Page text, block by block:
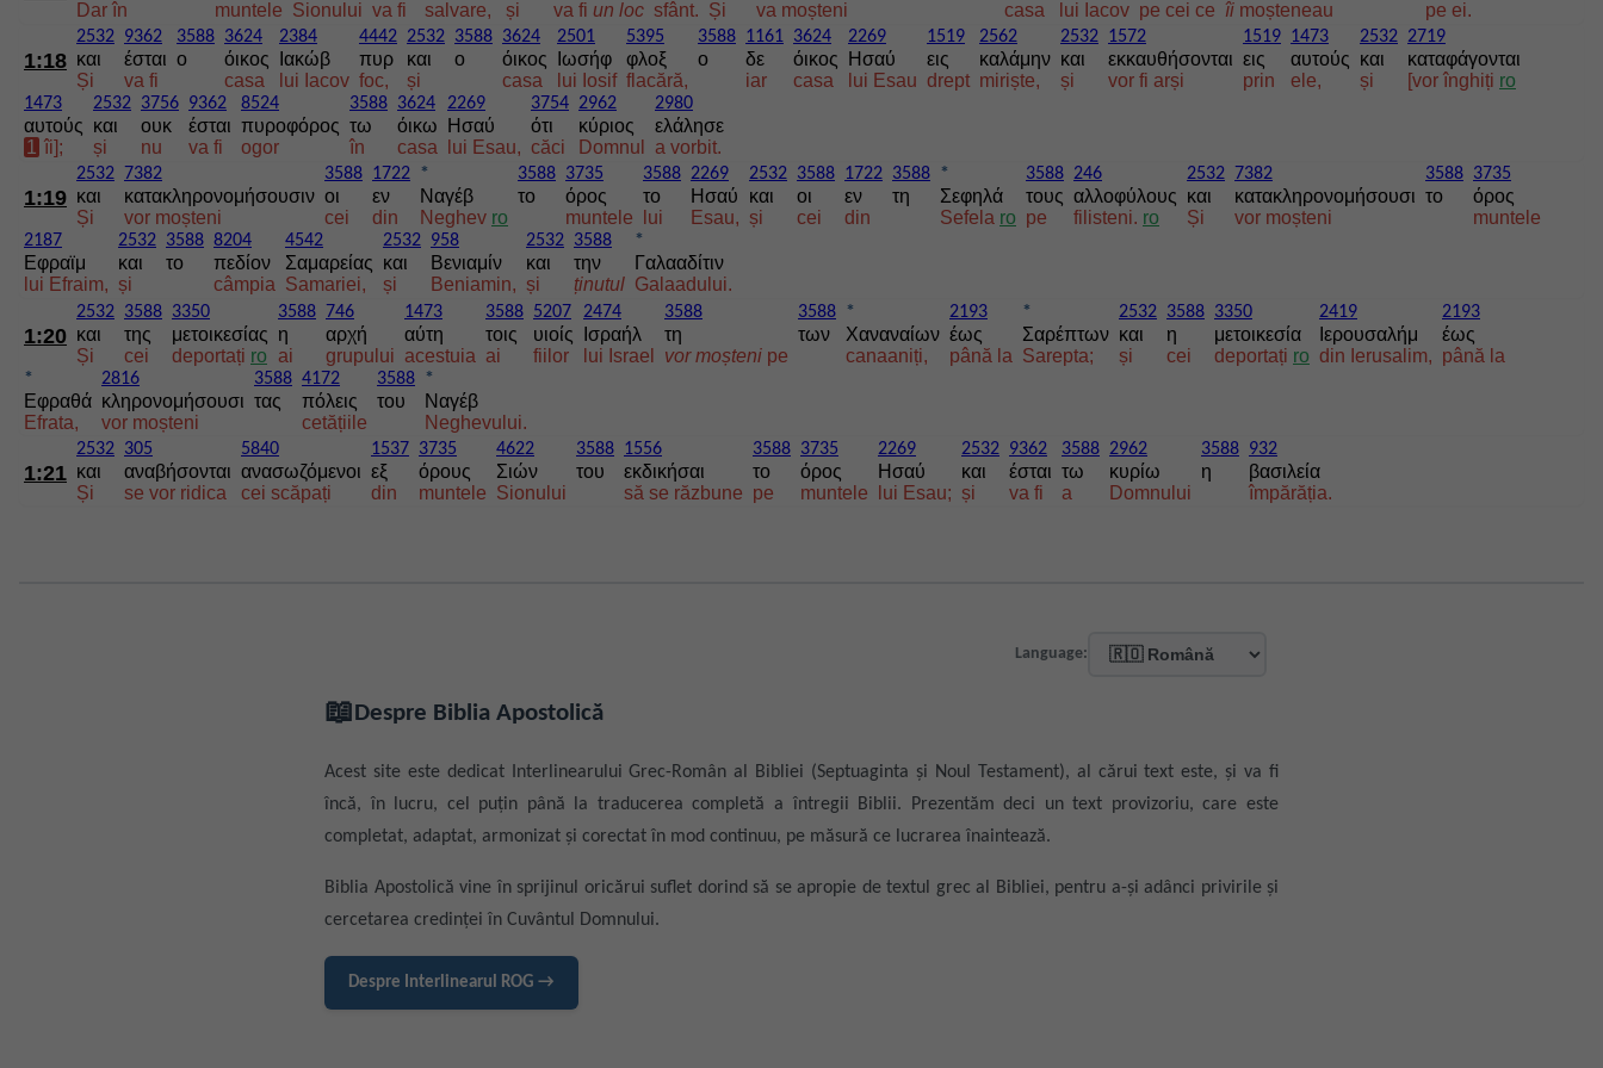
Dar în
muntele Sionului va fi
salvare,
și
va fi un loc sfânt. Și
va moșteni
casa
lui Iacov pe cei ce îi moșteneau
pe ei.
1:18
2532
και
Și
9362
έσται
va fi
3588
ο
3624
όικος
casa
2384
Ιακώβ
lui Iacov
4442
πυρ
foc,
2532
και
și
3588
ο
3624
όικος
casa
2501
Ιωσήφ
lui Iosif
5395
φλοξ
flacără,
3588
ο
1161
δε
iar
3624
όικος
casa
2269
Ησαύ
lui Esau
1519
εις
drept
2562
καλάμην
miriște,
2532
και
și
1572
εκκαυθήσονται
vor fi arși
1519
εις
prin
1473
αυτούς
ele,
2532
και
și
2719
καταφάγονται
[vor înghiți ro
1473
αυτούς
1
îi];
2532
και
și
3756
ουκ
nu
9362
έσται
va fi
8524
πυροφόρος
ogor
3588
τω
în
3624
όικω
casa
2269
Ησαύ
lui Esau,
3754
ότι
căci
2962
κύριος
Domnul
2980
ελάλησε
a vorbit.
1:19
2532
και
Și
7382
κατακληρονομήσουσιν
vor moșteni
3588
οι
cei
1722
εν
din
*
Ναγέβ
Neghev ro
3588
το
3735
όρος
muntele
3588
το
lui
2269
Ησαύ
Esau,
2532
και
și
3588
οι
cei
1722
εν
din
3588
τη
*
Σεφηλά
Sefela ro
3588
τους
pe
246
αλλοφύλους
filisteni. ro
2532
και
Și
7382
κατακληρονομήσουσι
vor moșteni
3588
το
3735
όρος
muntele
2187
Εφραϊμ
lui Efraim,
2532
και
și
3588
το
8204
πεδίον
câmpia
4542
Σαμαρείας
Samariei,
2532
και
și
958
Βενιαμίν
Beniamin,
2532
και
și
3588
την
ținutul
*
Γαλααδίτιν
Galaadului.
1:20
2532
και
Și
3588
της
cei
3350
μετοικεσίας
deportați ro
3588
η
ai
746
αρχή
grupului
1473
αύτη
acestuia
3588
τοις
ai
5207
υιοίς
fiilor
2474
Ισραήλ
lui Israel
3588
τη
vor moșteni pe
3588
των
*
Χαναναίων
canaaniți,
2193
έως
până la
*
Σαρέπτων
Sarepta;
2532
και
și
3588
η
cei
3350
μετοικεσία
deportați ro
2419
Ιερουσαλήμ
din Ierusalim,
2193
έως
până la
*
Εφραθά
Efrata,
2816
κληρονομήσουσι
vor moșteni
3588
τας
4172
πόλεις
cetățiile
3588
του
*
Ναγέβ
Neghevului.
1:21
2532
και
Și
305
αναβήσονται
se vor ridica
5840
ανασωζόμενοι
cei scăpați
1537
εξ
din
3735
όρους
muntele
4622
Σιών
Sionului
3588
του
1556
εκδικήσαι
să se răzbune
3588
το
pe
3735
όρος
muntele
2269
Ησαύ
lui Esau;
2532
και
și
9362
έσται
va fi
3588
τω
a
2962
κυρίω
Domnului
3588
η
932
βασιλεία
împărăția.
Language:
📖 Despre Biblia Apostolică
Acest site este dedicat Interlinearului Grec-Român al Bibliei (Septuaginta și Noul Testament), al cărui text este, și va fi
încă, în lucru, cel puțin până la traducerea completă a întregii Biblii. Prezentăm deci un text provizoriu, care este
completat, adaptat, armonizat și corectat în mod continuu, pe măsură ce lucrarea înaintează.
Biblia Apostolică vine în sprijinul oricărui suflet dorind să se apropie de textul grec al Bibliei, pentru a-și adânci privirile și
cercetarea credinței în Cuvântul Domnului.
Despre Interlinearul ROG →